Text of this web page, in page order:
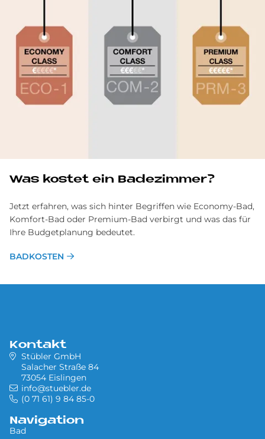
Was ko­stet ein Ba­de­zim­mer?
Jetzt erfahren, was sich hinter Begriffen wie Economy-Bad,
Komfort-Bad oder Premium-Bad verbirgt und was das für
Ihre Budgetplanung bedeutet.
BADKOSTEN
Kontakt
Stübler GmbH
Salacher Straße 84
73054 Eislingen
info@stuebler.de
(0 71 61) 9 84 85-0
Navigation
Bad